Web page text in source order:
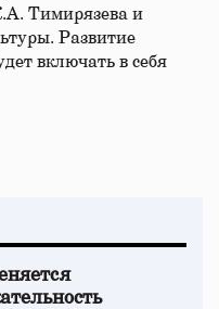
Тимирязева и
Развитие
включать в себя